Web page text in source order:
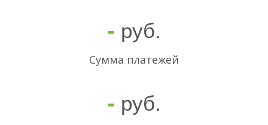
- руб.
Cумма платежей
- руб.